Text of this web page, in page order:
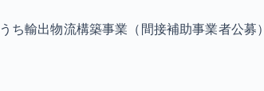
ち輸出物流構築事業（間接補助事業者公募）